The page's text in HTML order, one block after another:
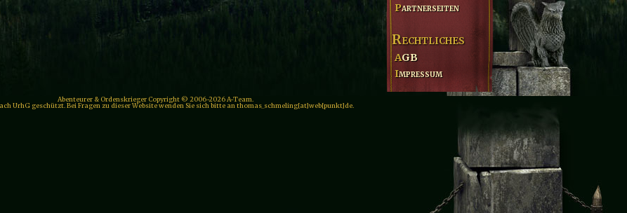
Partnerseiten
Rechtliches
AGB
Impressum
Abenteurer & Ordenskrieger Copyright © 2006-2026 A-Team.
UrhG geschützt. Bei Fragen zu dieser Website wenden Sie sich bitte an thomas_schmeling[at]web[punkt]de.